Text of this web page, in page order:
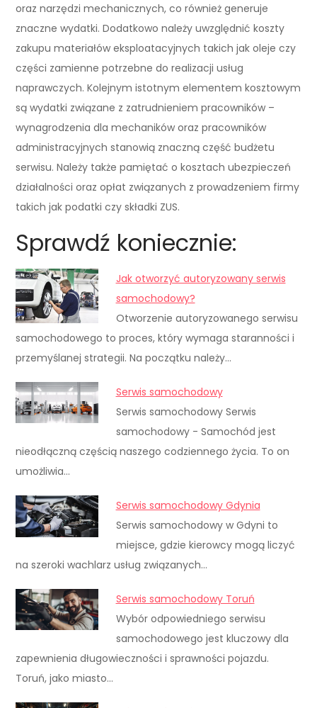
oraz narzędzi mechanicznych, co również generuje
znaczne wydatki. Dodatkowo należy uwzględnić koszty
zakupu materiałów eksploatacyjnych takich jak oleje czy
części zamienne potrzebne do realizacji usług
naprawczych. Kolejnym istotnym elementem kosztowym
są wydatki związane z zatrudnieniem pracowników –
wynagrodzenia dla mechaników oraz pracowników
administracyjnych stanowią znaczną część budżetu
serwisu. Należy także pamiętać o kosztach ubezpieczeń
działalności oraz opłat związanych z prowadzeniem firmy
takich jak podatki czy składki ZUS.
Sprawdź koniecznie:
Jak otworzyć autoryzowany serwis
samochodowy?
Otworzenie autoryzowanego serwisu
samochodowego to proces, który wymaga staranności i
przemyślanej strategii. Na początku należy…
Serwis samochodowy
Serwis samochodowy Serwis
samochodowy - Samochód jest
nieodłączną częścią naszego codziennego życia. To on
umożliwia…
Serwis samochodowy Gdynia
Serwis samochodowy w Gdyni to
miejsce, gdzie kierowcy mogą liczyć
na szeroki wachlarz usług związanych…
Serwis samochodowy Toruń
Wybór odpowiedniego serwisu
samochodowego jest kluczowy dla
zapewnienia długowieczności i sprawności pojazdu.
Toruń, jako miasto…